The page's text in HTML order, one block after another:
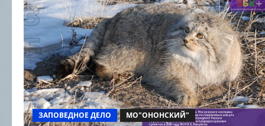
ЗАПОВЕДНОЕ ДЕЛО МО"ОНОНСКИЙ"